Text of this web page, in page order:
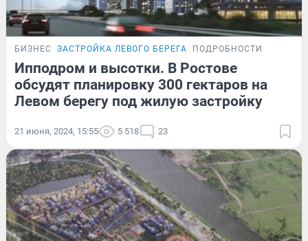
БИЗНЕС ЗАСТРОЙКА ЛЕВОГО БЕРЕГА ПОДРОБНОСТИ
Ипподром и высотки. В Ростове
обсудят планировку 300 гектаров на
Левом берегу под жилую застройку
21 июня, 2024, 15:55 5 518 23